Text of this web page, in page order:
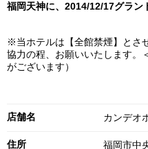
福岡天神に、2014/12/17グラン
※当ホテルは【全館禁煙】とさ
協力の程、お願いいたします。
がございます）
店舗名 カンデオ
住所 福岡市中